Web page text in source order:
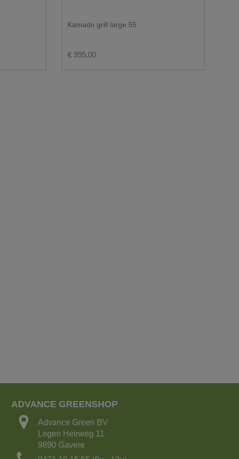
Kamado grill large 55
€ 995,00
ADVANCE GREENSHOP
Advance Green BV
Legen Heirweg 11
9890 Gavere